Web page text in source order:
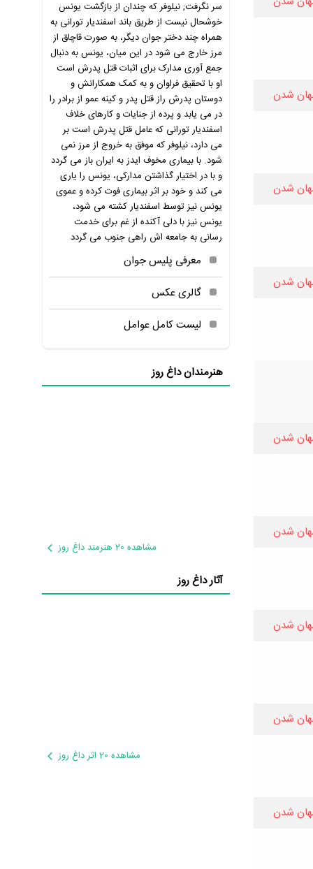
شدن
شدن
شدن
شدن
شدن
شدن
شدن
شدن
سر نگرفت; نیلوفر که چندان از بازگشت یونس
خوشحال نیست از طریق باند اسفندیار تورانی به
همراه چند دختر جوان دیگر، به صورت قاچاق از
مرز خارج می شود در این میان، یونس به دنبال
جمع آوری مدارک برای اثبات قتل پدرش است
او با تحقیق فراوان و به کمک همکارانش و
دوستان پدرش راز قتل پدر و کینه عمو از برادر را
در می یابد و پرده از جنایات و کارهای خلاف
اسفندیار تورانی که عامل قتل پدرش است بر
می دارد، نیلوفر که موفق به خروج از مرز نمی
شود. با بیماری مخوف ایدز به ایران باز می گردد
و با در اختیار گذاشتن مدارکی، یونس را یاری
می کند و خود بر اثر بیماری فوت کرده و عموی
یونس نیز توسط اسفندیار کشته می شود،
یونس نیز با دلی آکنده از غم برای خدمت
رسانی به جامعه اش راهی جنوب می گردد
معرفی پلیس جوان
گالری عکس
لیست کامل عوامل
هنرمندان داغ روز
مشاهده 20 هنرمند داغ روز
آثار داغ روز
مشاهده 20 اثر داغ روز